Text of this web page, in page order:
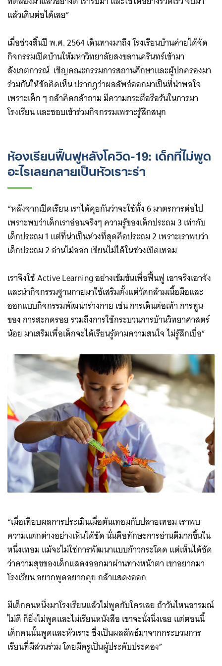
แล้วเดินต่อได้เลย”
เมื่อช่วงสิ้นปี พ.ศ. 2564 เดินทางมาถึง โรงเรียนบ้านค่ายได้จัด
กิจกรรมเปิดบ้านให้มหาวิทยาลัยสงขลานครินทร์เข้ามา
สังเกตการณ์ เชิญคณะกรรมการสถานศึกษาและผู้ปกครองมา
ร่วมกันให้ข้อคิดเห็น ปรากฎว่าผลลัพธ์ออกมาเป็นที่น่าพอใจ
เพราะเด็ก ๆ กล้าคิดกล้าถาม มีความกระตือรือร้นในการมา
โรงเรียน และชอบเข้าร่วมกิจกรรมเพราะรู้สึกสนุก
ห้องเรียนฟื้นฟูหลังโควิด-19: เด็กที่ไม่พูด
อะไรเลยกลายเป็นหัวเราะร่า
“หลังจากเปิดเรียน เราได้คุยกันว่าจะใช้ทั้ง 6 มาตรการต่อไป
เพราะพบว่าเด็กเราอ่อนจริงๆ ความรู้ของเด็กประถม 3 เท่ากับ
เด็กประถม 1 แต่ที่น่าเป็นห่วงที่สุดคือประถม 2 เพราะเราพบว่า
เด็กประถม 2 อ่านไม่ออก เขียนไม่ได้ในช่วงเปิดเทอม
เราจึงใช้ Active Learning อย่างเข้มข้นเพื่อฟื้นฟู เอาจริงเอาจัง
และนำกิจกรรมฐานกายมาใช้เสริมตั้งแต่วัดกล้ามเนื้อมือและ
ออกแบบกิจกรรมพัฒนาร่างกาย เช่น การเดินต่อเท้า การทูน
ของ การสะกดรอย รวมถึงการใช้กระบวนการบ้านวิทยาศาสตร์
น้อย มาเสริมเพื่อเด็กจะได้เรียนรู้ตามความสนใจ ไม่รู้สึกเบื่อ”
“เมื่อเทียบผลการประเมินเมื่อต้นเทอมกับปลายเทอม เราพบ
ความแตกต่างอย่างเห็นได้ชัด นั่นคือทักษะการอ่านดีมากขึ้นใน
หนึ่งเทอม แม้จะไม่ใช่การพัฒนาแบบก้าวกระโดด แต่เห็นได้ชัด
ว่าความสุขของเด็กแสดงออกมาผ่านทางหน้าตา เขาอยากมา
โรงเรียน อยากพูดอยากคุย กล้าแสดงออก
มีเด็กคนหนึ่งมาโรงเรียนแล้วไม่พูดกับใครเลย ถ้าวันไหนอารมณ์
ไม่ดี ก็ยิ่งไม่พูดและไม่เรียนหนังสือ เขาจะนั่งนิ่งเฉย แต่ตอนนี้
เด็กคนนั้นพูดและหัวเราะ ซึ่งเป็นผลลัพธ์มาจากกระบวนการ
เรียนที่มีส่วนร่วม โดยมีครูเป็นผู้ประคับประคอง”